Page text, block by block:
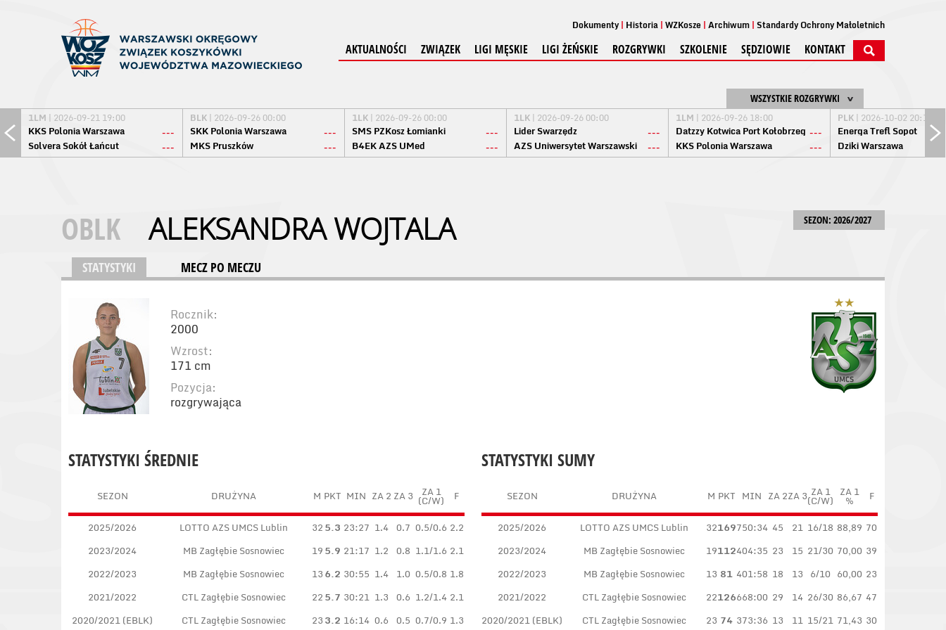
Dokumenty Historia WZKosze Archiwum Standardy Ochrony Małoletnich
AKTUALNOŚCI ZWIĄZEK LIGI MĘSKIE LIGI ŻEŃSKIE ROZGRYWKI SZKOLENIE SĘDZIOWIE KONTAKT
WSZYSTKIE ROZGRYWKI
1LM | 2026-09-21 19:00
KKS Polonia Warszawa
---
Solvera Sokół Łańcut
---
BLK | 2026-09-26 00:00
SKK Polonia Warszawa
---
MKS Pruszków
---
1LK | 2026-09-26 00:00
SMS PZKosz Łomianki
---
B4EK AZS UMed
---
1LK | 2026-09-26 00:00
Lider Swarzędz
---
AZS Uniwersytet Warszawski
---
1LM | 2026-09-26 18:00
Datzzy Kotwica Port Kołobrzeg ---
KKS Polonia Warszawa
---
PLK | 2026-10-02 20:15
Energa Trefl Sopot
Dziki Warszawa
SEZON: 2026/2027
OBLK ALEKSANDRA WOJTALA
STATYSTYKI MECZ PO MECZU
Rocznik:
2000
Wzrost:
171 cm
Pozycja:
rozgrywająca
STATYSTYKI SUMY
SEZON DRUŻYNA M PKT MIN ZA 2ZA 3 ZA 1
(C/W)
ZA 1
% F
2025/2026 LOTTO AZS UMCS Lublin 32169750:34 45 21 16/18 88,89 70
2023/2024
MB Zagłębie Sosnowiec 19112404:35 23 15 21/30 70,00 39
2022/2023
MB Zagłębie Sosnowiec 13 81 401:58 18 13 6/10 60,00 23
2021/2022
CTL Zagłębie Sosnowiec 22126668:00 29 14 26/30 86,67 47
2020/2021 (EBLK)
CTL Zagłębie Sosnowiec 23 74 373:36 13 11 15/21 71,43 30
STATYSTYKI ŚREDNIE
SEZON DRUŻYNA M PKT MIN ZA 2 ZA 3 ZA 1
(C/W) F
2025/2026 LOTTO AZS UMCS Lublin 325.3 23:27 1.4 0.7 0.5/0.6 2.2
2023/2024
MB Zagłębie Sosnowiec 195.9 21:17 1.2 0.8 1.1/1.6 2.1
2022/2023
MB Zagłębie Sosnowiec 136.2 30:55 1.4 1.0 0.5/0.8 1.8
2021/2022
CTL Zagłębie Sosnowiec 225.7 30:21 1.3 0.6 1.2/1.4 2.1
2020/2021 (EBLK)
CTL Zagłębie Sosnowiec 233.2 16:14 0.6 0.5 0.7/0.9 1.3